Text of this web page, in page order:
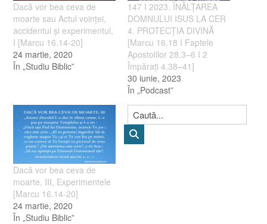
Dacă vor bea ceva de
moarte sau Actul voinţei,
accidentul şi experimentul,
I [Marcu 16.14-20]
24 martie, 2020
În „Studiu Biblic”
147 I 2023. ÎNĂLȚAREA
DOMNULUI ISUS LA CER
4. PROTECȚIA DIVINĂ
[Marcu 16.18 I Faptele
Apostolilor 28.3–6 I 2
Împărați 4.38–41]
30 iunie, 2023
În „Podcast”
Dacă vor bea ceva de
moarte, III, Experimentele
[Marcu 16.14-20]
24 martie, 2020
În „Studiu Biblic”